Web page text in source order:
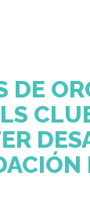
DE